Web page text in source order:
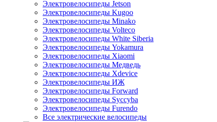
Электровелосипеды Jetson
Электровелосипеды Kugoo
Электровелосипеды Minako
Электровелосипеды Volteco
Электровелосипеды White Siberia
Электровелосипеды Yokamura
Электровелосипеды Xiaomi
Электровелосипеды Медведь
Электровелосипеды Xdevice
Электровелосипеды ИЖ
Электровелосипеды Forward
Электровелосипеды Syccyba
Электровелосипеды Furendo
Все электрические велосипеды